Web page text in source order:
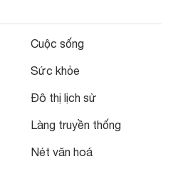
Cuộc sống
Sức khỏe
Đô thị lịch sử
Làng truyền thống
Nét văn hoá